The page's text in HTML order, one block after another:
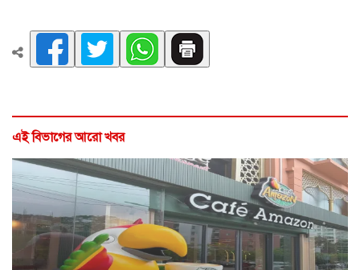
এই বিভাগের আরো খবর